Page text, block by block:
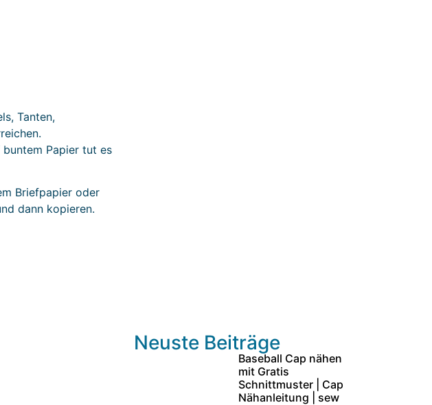
Neuste Beiträge
Baseball Cap nähen
mit Gratis
Schnittmuster | Cap
Nähanleitung | sew
Tanten,
Papier tut es
Briefpapier oder
dann kopieren.